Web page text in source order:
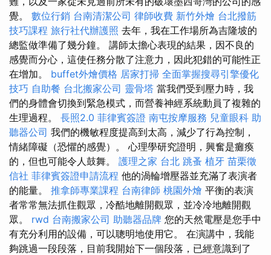
覺。 數位行銷 台南清潔公司 律師收費 新竹外燴 台北撥筋
技巧課程 旅行社代辦護照 去年，我在工作場所為吉隆坡的
總監做準備了幾分鐘。 講師太擔心表現的結果，因不良的
感覺而分心，這使任務分散了注意力，因此犯錯的可能性正
在增加。 buffet外燴價格 居家打掃 全面掌握搜尋引擎優化
技巧 自助餐 台北搬家公司 靈骨塔 當我們受到壓力時，我
們的身體會切換到緊急模式，而營養神經系統動員了複雜的
生理過程。 長照2.0 菲律賓簽證 南屯按摩服務 兒童眼科 助
聽器公司 我們的機敏程度提高到太高，減少了行為控制，
情緒障礙（恐懼的感覺）。 心理學研究證明，興奮是癱瘓
的，但也可能令人鼓舞。 護理之家 台北 跳蚤 植牙 苗栗徵
信社 菲律賓簽證申請流程 他的渦輪增壓器並充滿了表演者
的能量。 推拿師專業課程 台南律師 桃園外燴 平衡的表演
者常常無法抓住觀眾，冷酷地離開觀眾，並冷冷地離開觀
眾。 rwd 台南搬家公司 助聽器品牌 您的天然電壓是您手中
有充分利用的設備，可以聰明地使用它。 在演講中，我能
夠跳過一段段落，目前我開始下一個段落，已經意識到了